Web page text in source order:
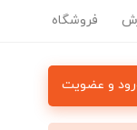
فروشگاه
و عضویت